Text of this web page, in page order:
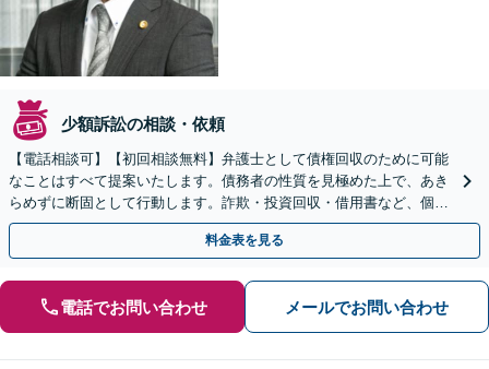
少額訴訟の相談・依頼
【電話相談可】【初回相談無料】弁護士として債権回収のために可能
なことはすべて提案いたします。債務者の性質を見極めた上で、あき
らめずに断固として行動します。詐欺・投資回収・借用書など、個
人・法人を問わず、まずはお電話ください。
料金表を見る
電話でお問い合わせ メールでお問い合わせ